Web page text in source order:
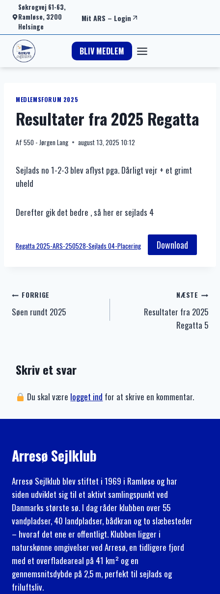
Fortsæt
indhold
Søkrogvej 61-63,
Ramløse, 3200
Helsinge
Mit ARS – Login
BLIV MEDLEM
MEDLEMSFORUM 2025
Resultater fra 2025 Regatta
Af 550 - Jørgen Lang august 13, 2025 10:12
Sejlads no 1-2-3 blev aflyst pga. Dårligt vejr + et grimt
uheld
Derefter gik det bedre , så her er sejlads 4
Regatta 2025-ARS-250528-Sejlads 04-Placering Download
Indlægsnavigation
FORRIGE
Søen rundt 2025
NÆSTE
Resultater fra 2025
Regatta 5
Skriv et svar
Du skal være logget ind for at skrive en kommentar.
Arresø Sejlklub
Arresø Sejlklub blev stiftet i 1969 i Ramløse og har
siden udviklet sig til et aktivt samlingspunkt ved
Danmarks største sø. I dag råder klubben over 55
vandpladser, 40 landpladser, bådkran og to slæbesteder
– hvoraf det ene er offentligt. Klubben ligger i
naturskønne omgivelser ved Arresø, en tidligere fjord
med et overfladeareal på 41 km² og en
gennemsnitsdybde på 2,5 m, perfekt til sejlads og
friluftsliv.